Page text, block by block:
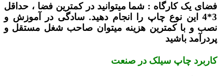
فضای یک کارگاه : شما میتوانید در کمترین فضا ، حداقل
3*4 این نوع چاپ را انجام دهید. سادگی در آموزش و
نصب و با کمترین هزینه میتوان صاحب شغل مستقل و
پردرآمد باشید
کاربرد چاپ سیلک در صنعت